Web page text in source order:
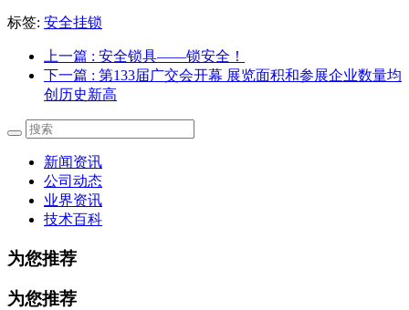
标签: 安全挂锁
上一篇 : 安全锁具——锁安全！
下一篇 : 第133届广交会开幕 展览面积和参展企业数量均
创历史新高
新闻资讯
公司动态
业界资讯
技术百科
为您推荐
为您推荐